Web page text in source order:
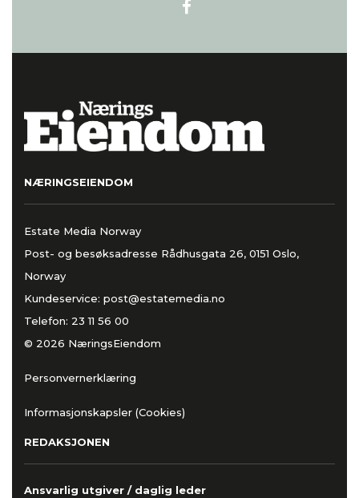
NÆRINGSEIENDOM
Estate Media Norway
Post- og besøksadresse Rådhusgata 26, 0151 Oslo,
Norway
Kundeservice: post@estatemedia.no
Telefon: 23 11 56 00
© 2026 NæringsEiendom
Personvernerklæring
Informasjonskapsler (Cookies)
REDAKSJONEN
Ansvarlig utgiver / daglig leder